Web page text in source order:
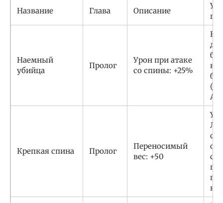
Название Глава Описание
Наемный
убийца
Пролог
Урон при атаке
со спины: +25%
Во
Крепкая спина Пролог
Переносимый
вес: +50
Ла